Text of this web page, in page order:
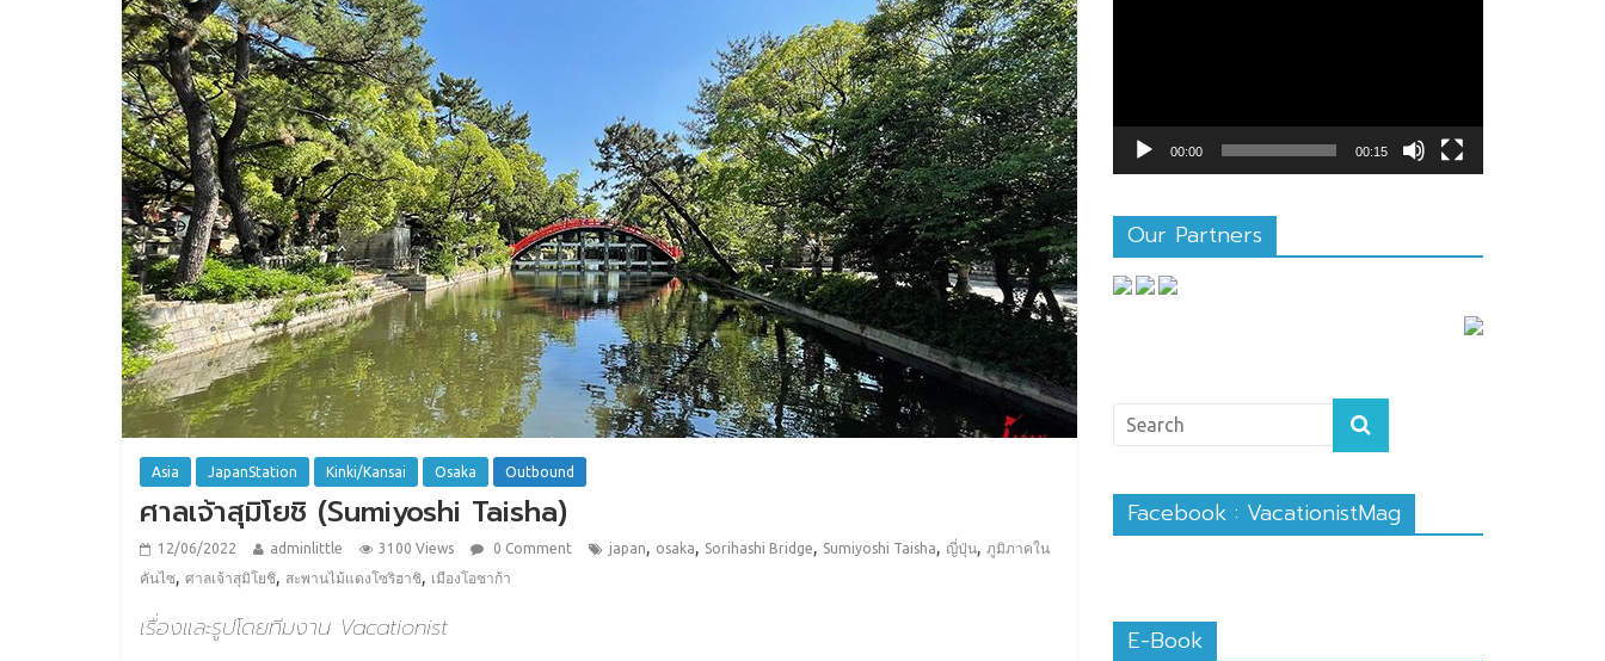
Asia JapanStation Kinki/Kansai Osaka Outbound
ศาลเจ้าสุมิโยชิ (Sumiyoshi Taisha)
12/06/2022 adminlittle 3100 Views 0 Comment japan, osaka, Sorihashi Bridge, Sumiyoshi Taisha, ญี่ปุ่น, ภูมิภาคใน
คันไซ, ศาลเจ้าสุมิโยชิ, สะพานไม้แดงโซริฮาชิ, เมืองโอซาก้า
เรื่องและรูปโดยทีมงาน Vacationist
00:00 00:15
Our Partners
Facebook : VacationistMag
E-Book